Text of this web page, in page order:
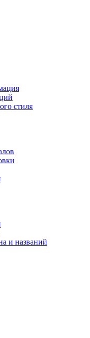
стиля
и названий